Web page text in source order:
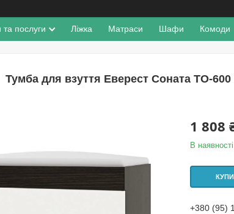
послуги Ліжка Матраси Шафи Комоди
Тумба для взуття Еверест Соната ТО-600
1 808
В наявності
+380 (95)